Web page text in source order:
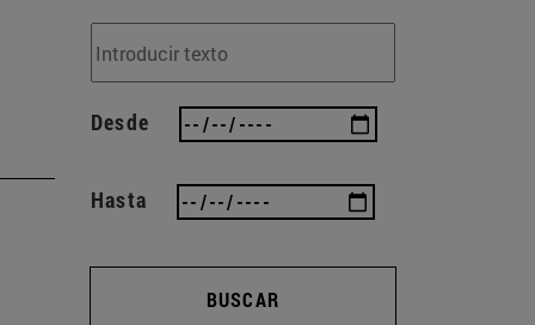
Desde
Hasta
BUSCAR